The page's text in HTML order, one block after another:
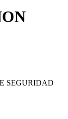
SEGURIDAD